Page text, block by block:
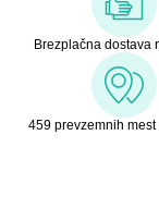
Brezplačna dostava
459 prevzemnih mest